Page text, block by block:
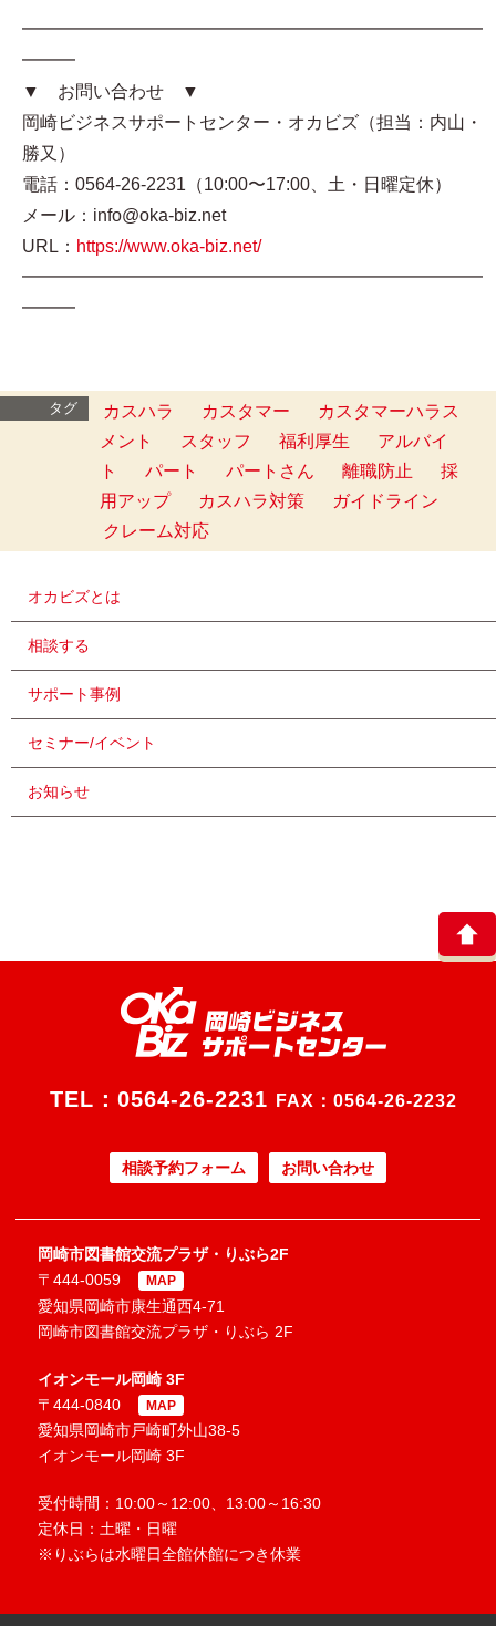
━━━━━━━━━━━━━━━━━━━━━━━━━━
━━━
▼ お問い合わせ ▼
岡崎ビジネスサポートセンター・オカビズ（担当：内山・
勝又）
電話：0564-26-2231（10:00〜17:00、土・日曜定休）
メール：info@oka-biz.net
URL： https://www.oka-biz.net/
━━━━━━━━━━━━━━━━━━━━━━━━━━
━━━
タグ カスハラ カスタマー
カスタマーハラス
メント
スタッフ 福利厚生
アルバイ
ト
パート パートさん 離職防止
採
用アップ
カスハラ対策
ガイドライン
クレーム対応
オカビズとは
相談する
サポート事例
セミナー/イベント
お知らせ
TEL： 0564-26-2231 FAX：0564-26-2232
相談予約フォーム お問い合わせ
岡崎市図書館交流プラザ・りぶら2F
〒444-0059
MAP
愛知県岡崎市康生通西4-71
岡崎市図書館交流プラザ・りぶら 2F
イオンモール岡崎 3F
〒444-0840
MAP
愛知県岡崎市戸崎町外山38-5
イオンモール岡崎 3F
受付時間：10:00～12:00、13:00～16:30
定休日：土曜・日曜
※りぶらは水曜日全館休館につき休業